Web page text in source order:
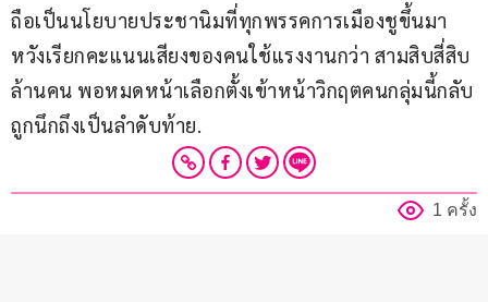
ถือเป็นนโยบายประชานิมที่ทุกพรรคการเมืองชูขึ้นมา
หวังเรียกคะแนนเสียงของคนใช้แรงงานกว่า สามสิบสี่สิบ
ล้านคน พอหมดหน้าเลือกตั้งเข้าหน้าวิกฤตคนกลุ่มนี้กลับ
ถูกนึกถึงเป็นลำดับท้าย.
1 ครั้ง